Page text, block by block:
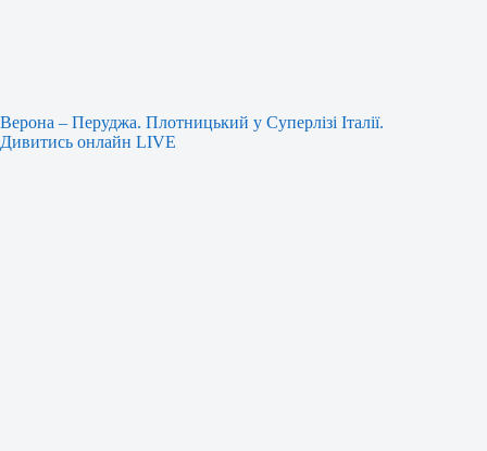
Верона – Перуджа. Плотницький у Суперлізі Італії.
Дивитись онлайн LIVE